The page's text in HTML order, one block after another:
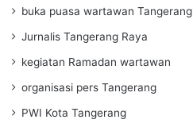
buka puasa wartawan Tangerang
Jurnalis Tangerang Raya
kegiatan Ramadan wartawan
organisasi pers Tangerang
PWI Kota Tangerang